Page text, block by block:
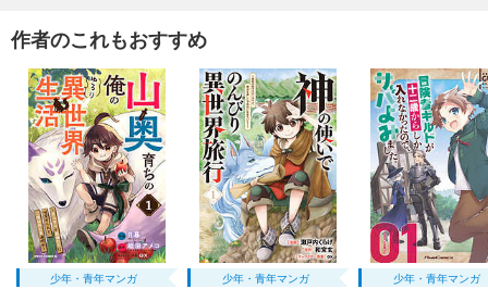
165円 (税込)
完結
カート
試し読み
あらすじを表示する
作者のこれもおすすめ
少年・青年マンガ 少年・青年マンガ 少年・青年マンガ